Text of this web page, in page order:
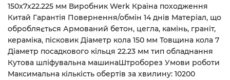
150x7x22.225 мм Виробник Werk Країна походження
Китай Гарантія Повернення/обмін 14 днів Матеріал, що
обробляється Армований бетон, цегла, камінь, граніт,
кераміка, пісковик Діаметр кола 150 мм Товщина кола 7
Діаметр посадкового кільця 22.23 мм тип обладнання
Кутова шліфувальна машинаШтроборез Умови роботи
Максимальна кількість обертів за хвилину: 10200